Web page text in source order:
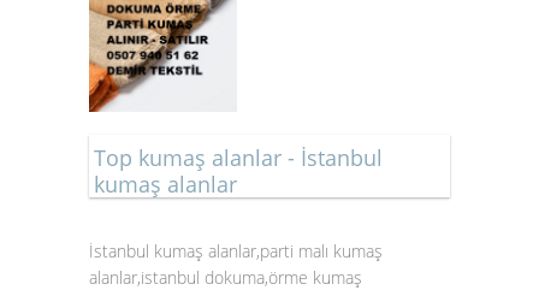
Top kumaş alanlar - İstanbul
kumaş alanlar
İstanbul kumaş alanlar,parti malı kumaş
alanlar,istanbul dokuma,örme kumaş